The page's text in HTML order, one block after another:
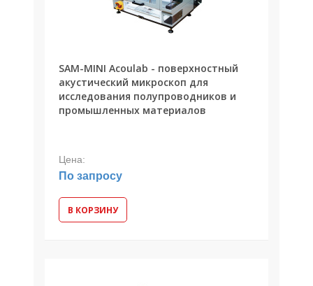
SAM-MINI Acoulab - поверхностный
акустический микроскоп для
исследования полупроводников и
промышленных материалов
Цена:
По запросу
В КОРЗИНУ